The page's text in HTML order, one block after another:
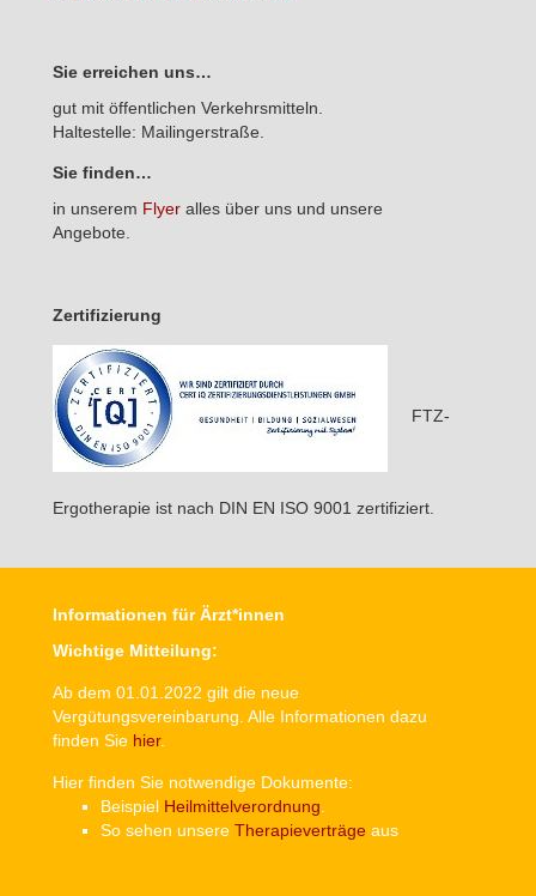
Sie erreichen uns…
gut mit öffentlichen Verkehrsmitteln.
Haltestelle: Mailingerstraße.
Sie finden…
in unserem Flyer alles über uns und unsere
Angebote.
Zertifizierung
FTZ-
Ergotherapie ist nach DIN EN ISO 9001 zertifiziert.
Informationen für Ärzt*innen
Wichtige Mitteilung:
Ab dem 01.01.2022 gilt die neue
Vergütungsvereinbarung. Alle Informationen dazu
finden Sie hier.
Hier finden Sie notwendige Dokumente:
Beispiel Heilmittelverordnung
So sehen unsere Therapieverträge aus